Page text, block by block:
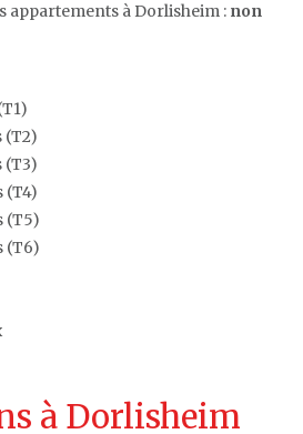
appartements à Dorlisheim : non
(T2)
(T3)
(T4)
(T5)
(T6)
à Dorlisheim